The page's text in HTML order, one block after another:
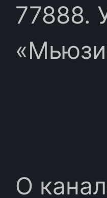
77888.
О